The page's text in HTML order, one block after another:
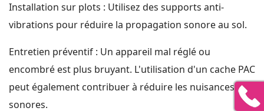
Installation sur plots : Utilisez des supports anti-
vibrations pour réduire la propagation sonore au sol.
Entretien préventif : Un appareil mal réglé ou
encombré est plus bruyant. L'utilisation d'un cache PAC
peut également contribuer à réduire les nuisances
sonores.